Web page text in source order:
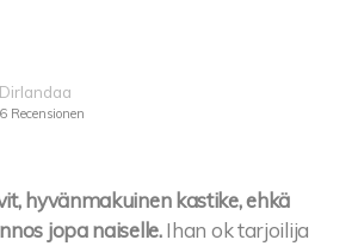
perunapyreetä
spring lamb with dark spruce
garlic-potato purée
Dirlandaa
6 Recensionen
hyvänmakuinen kastike, ehkä
jopa naiselle. Ihan ok tarjoilija